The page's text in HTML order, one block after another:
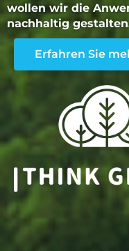
wollen wir die
nachhaltig gestalten.
Erfahren Sie